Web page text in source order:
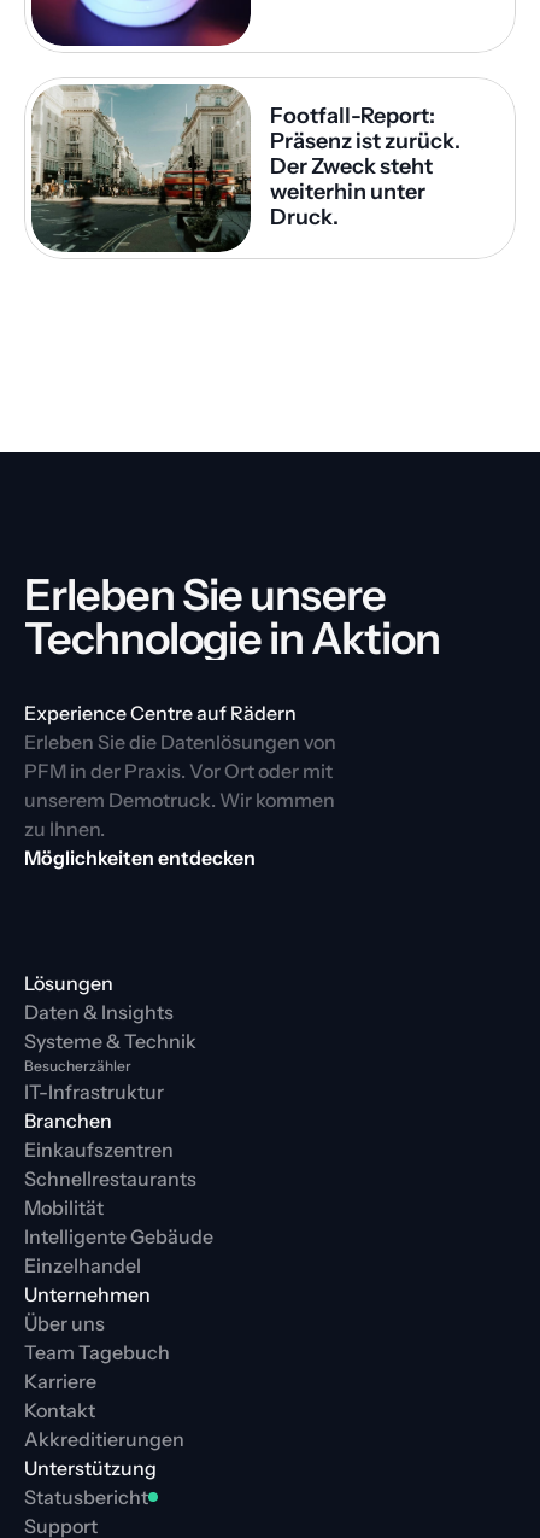
Footfall-Report:
Präsenz ist zurück.
Der Zweck steht
weiterhin unter
Druck.
Erleben Sie unsere
Technologie in Aktion
Experience Centre auf Rädern
Erleben Sie die Datenlösungen von
PFM in der Praxis. Vor Ort oder mit
unserem Demotruck. Wir kommen
zu Ihnen.
Möglichkeiten entdecken
Lösungen
Daten & Insights
Systeme & Technik
Besucherzähler
IT-Infrastruktur
Branchen
Einkaufszentren
Schnellrestaurants
Mobilität
Intelligente Gebäude
Einzelhandel
Unternehmen
Über uns
Team Tagebuch
Karriere
Kontakt
Akkreditierungen
Unterstützung
Statusbericht
Support